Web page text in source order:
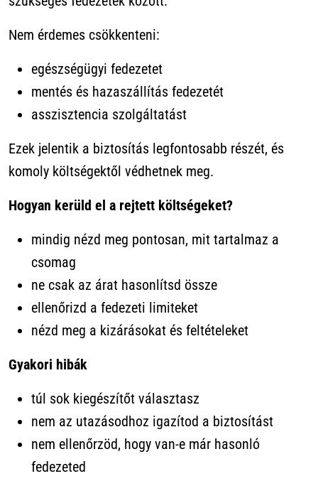
Nem érdemes csökkenteni:
egészségügyi fedezetet
mentés és hazaszállítás fedezetét
asszisztencia szolgáltatást
Ezek jelentik a biztosítás legfontosabb részét, és
komoly költségektől védhetnek meg.
Hogyan kerüld el a rejtett költségeket?
mindig nézd meg pontosan, mit tartalmaz a
csomag
ne csak az árat hasonlítsd össze
ellenőrizd a fedezeti limiteket
nézd meg a kizárásokat és feltételeket
Gyakori hibák
túl sok kiegészítőt választasz
nem az utazásodhoz igazítod a biztosítást
nem ellenőrzöd, hogy van-e már hasonló
fedezeted